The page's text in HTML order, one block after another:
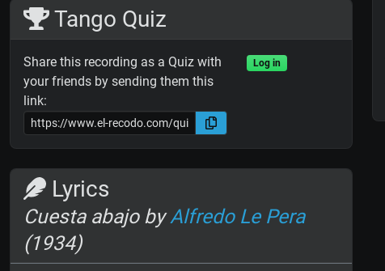
Tango Quiz
Share this recording as a Quiz with
your friends by sending them this
link:
Log in
Lyrics
Cuesta abajo byAlfredo Le Pera
(1934)